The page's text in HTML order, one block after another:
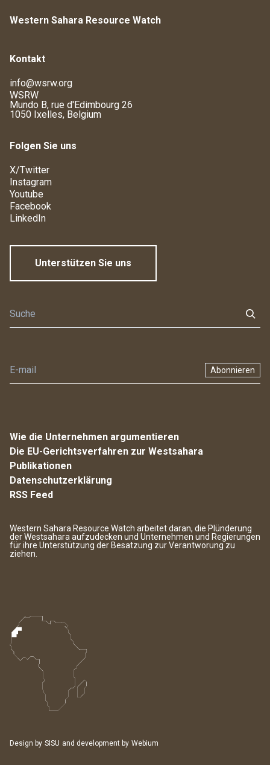
Western Sahara Resource Watch
Kontakt
info@wsrw.org
WSRW
Mundo B, rue d'Edimbourg 26
1050 Ixelles, Belgium
Folgen Sie uns
X/Twitter
Instagram
Youtube
Facebook
LinkedIn
Unterstützen Sie uns
Abonnieren
Wie die Unternehmen argumentieren
Die EU-Gerichtsverfahren zur Westsahara
Publikationen
Datenschutzerklärung
RSS Feed
Western Sahara Resource Watch arbeitet daran, die Plünderung
der Westsahara aufzudecken und Unternehmen und Regierungen
für ihre Unterstützung der Besatzung zur Verantworung zu
ziehen.
Design by SISU and development by Webium